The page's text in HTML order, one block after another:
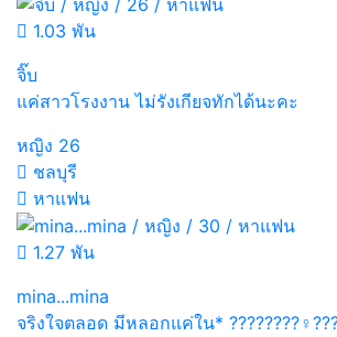
1.03 พัน
จิ๊บ
แค่สาวโรงงาน ไม่รังเกียจทักได้นะคะ
หญิง 26
ชลบุรี
หาแฟน
1.27 พัน
mina...mina
จริงใจตลอด มีหลอกแค่ใน*